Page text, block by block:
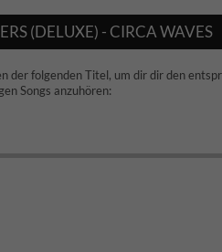
(DELUXE) - CIRCA WAVES
der folgenden Titel, um dir dir den
Songs anzuhören: